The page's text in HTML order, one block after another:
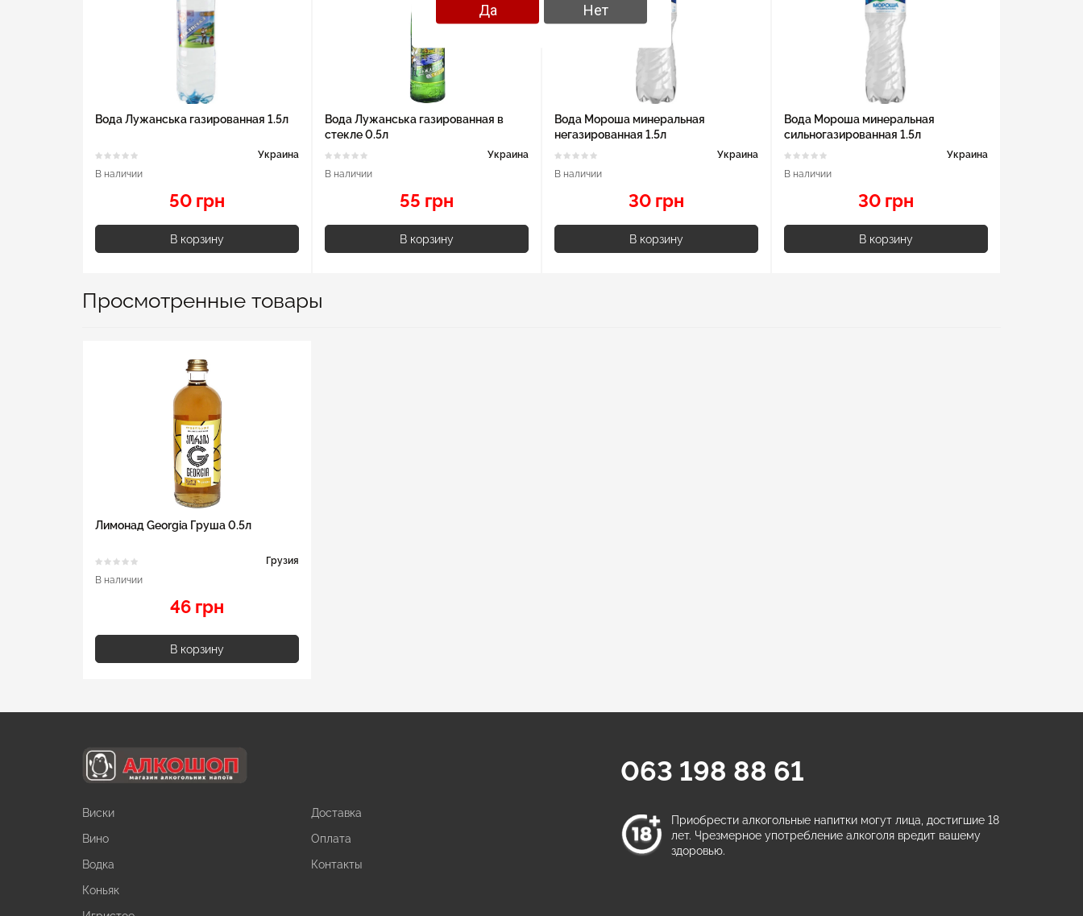
Вода Лужанська газированная 1.5л
Украина
В наличии
50 грн
В корзину
Вода Лужанська газированная в
стекле 0.5л
Украина
В наличии
55 грн
В корзину
Вода Мороша минеральная
негазированная 1.5л
Украина
В наличии
30 грн
В корзину
Вода Мороша минеральная
сильногазированная 1.5л
Украина
В наличии
30 грн
В корзину
Просмотренные товары
Лимонад Georgia Груша 0.5л
Грузия
В наличии
46 грн
В корзину
Виски
Вино
Водка
Коньяк
Доставка
Оплата
Контакты
063 198 88 61
Приобрести алкогольные напитки могут лица, достигшие 18
лет. Чрезмерное употребление алкоголя вредит вашему
здоровью.
Да Нет